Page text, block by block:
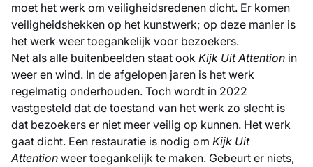
moet het werk om veiligheidsredenen dicht. Er komen
veiligheidshekken op het kunstwerk; op deze manier is
het werk weer toegankelijk voor bezoekers.
Net als alle buitenbeelden staat ook Kijk Uit Attention in
weer en wind. In de afgelopen jaren is het werk
regelmatig onderhouden. Toch wordt in 2022
vastgesteld dat de toestand van het werk zo slecht is
dat bezoekers er niet meer veilig op kunnen. Het werk
gaat dicht. Een restauratie is nodig om Kijk Uit
Attention weer toegankelijk te maken. Gebeurt er niets,